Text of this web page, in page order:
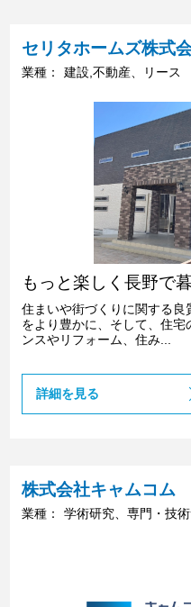
セリタホームズ株式
業種： 建設,不動産、リース
もっと楽しく長野で
住まいや街づくりに関する良
をより豊かに、そして、住
ンスやリフォーム、住み...
詳細を見る
株式会社キャムコム
業種： 学術研究、専門・技